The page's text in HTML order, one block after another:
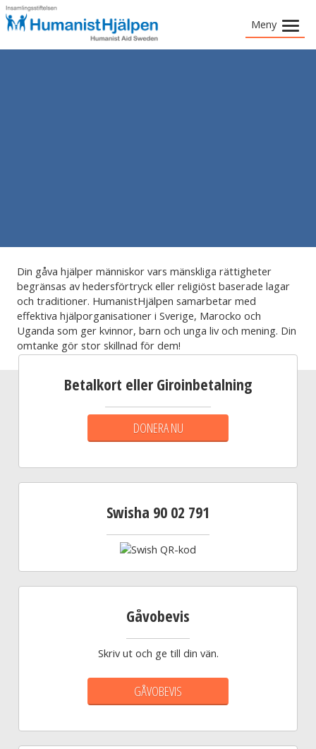
Meny
Din gåva hjälper människor vars mänskliga rättigheter
begränsas av hedersförtryck eller religiöst baserade lagar
och traditioner. HumanistHjälpen samarbetar med
effektiva hjälporganisationer i Sverige, Marocko och
Uganda som ger kvinnor, barn och unga liv och mening. Din
omtanke gör stor skillnad för dem!
Betalkort eller Giroinbetalning
DONERA NU
Swisha 90 02 791
Gåvobevis
Skriv ut och ge till din vän.
GÅVOBEVIS